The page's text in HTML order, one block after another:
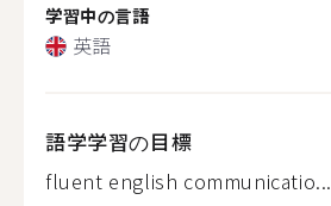
学習中の言語
英語
語学学習の目標
fluent english communicatio...